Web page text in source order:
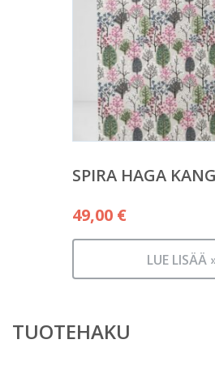
SPIRA HAGA
49,00 €
LUE LISÄÄ
TUOTEHAKU